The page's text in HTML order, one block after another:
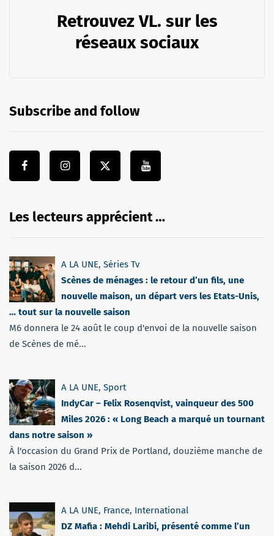
Retrouvez VL. sur les
réseaux sociaux
Subscribe and follow
Les lecteurs apprécient …
A LA UNE, Séries Tv
Scènes de ménages : le retour d’un fils, une
nouvelle maison, un départ vers les Etats-Unis,
… tout sur la nouvelle saison
M6 donnera le 24 août le coup d'envoi de la nouvelle saison
de Scènes de mé...
A LA UNE, Sport
IndyCar – Felix Rosenqvist, vainqueur des 500
Miles 2026 : « Long Beach a marqué un tournant
dans notre saison »
À l'occasion du Grand Prix de Portland, douzième manche de
la saison 2026 d...
A LA UNE, France, International
DZ Mafia : Mehdi Laribi, présenté comme l’un